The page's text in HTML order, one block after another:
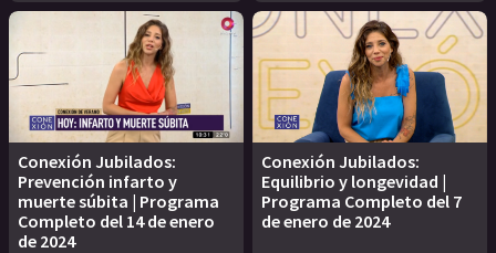
Conexión Jubilados:
Prevención infarto y
muerte súbita | Programa
Completo del 14 de enero
de 2024
Conexión Jubilados:
Equilibrio y longevidad |
Programa Completo del 7
de enero de 2024